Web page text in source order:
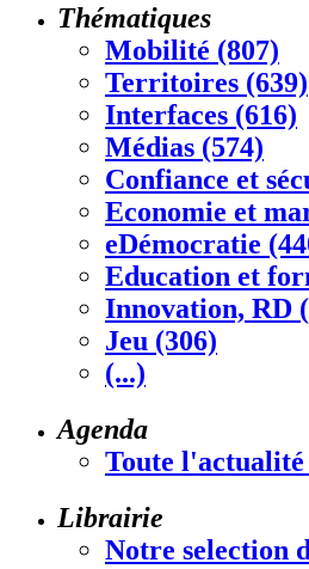
Thématiques
Mobilité (807)
Territoires (639)
Interfaces (616)
Médias (574)
Confiance et
Economie et
eDémocratie
Education et
Innovation, RD
Jeu (306)
(...)
Agenda
Toute l'actualité
Librairie
Notre selection